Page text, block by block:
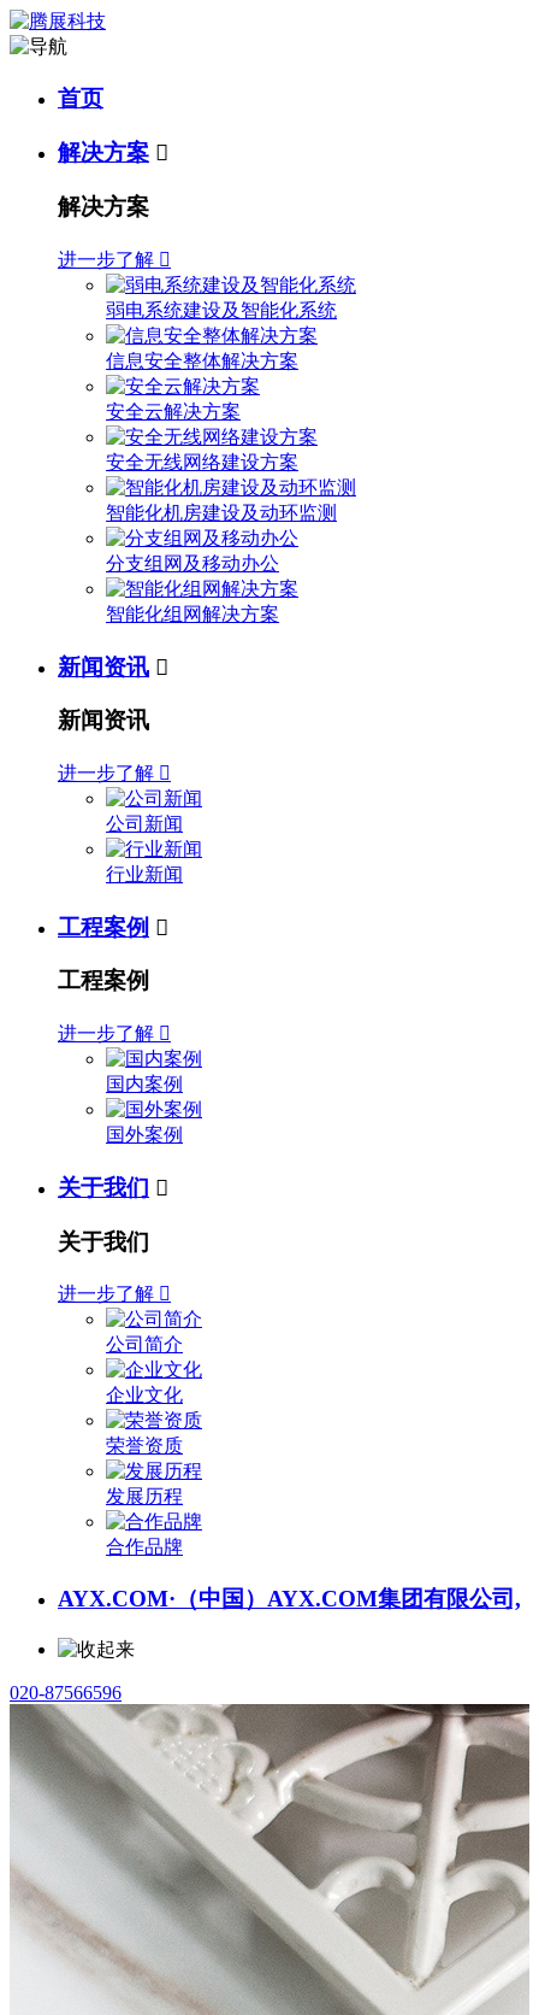
首页
解决方案 
解决方案
进一步了解 
弱电系统建设及智能化系统
信息安全整体解决方案
安全云解决方案
安全无线网络建设方案
智能化机房建设及动环监测
分支组网及移动办公
智能化组网解决方案
新闻资讯 
新闻资讯
进一步了解 
公司新闻
行业新闻
工程案例 
工程案例
进一步了解 
国内案例
国外案例
关于我们 
关于我们
进一步了解 
公司简介
企业文化
荣誉资质
发展历程
合作品牌
AYX.COM·（中国）AYX.COM集团有限公司,
020-87566596